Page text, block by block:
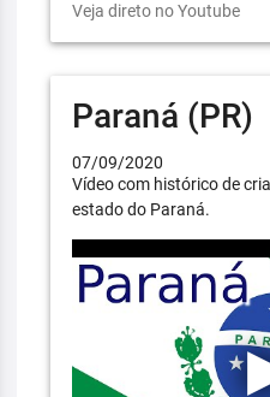
Veja direto no Youtube
Paraná (PR)
07/09/2020
Vídeo com histórico de
estado do Paraná.